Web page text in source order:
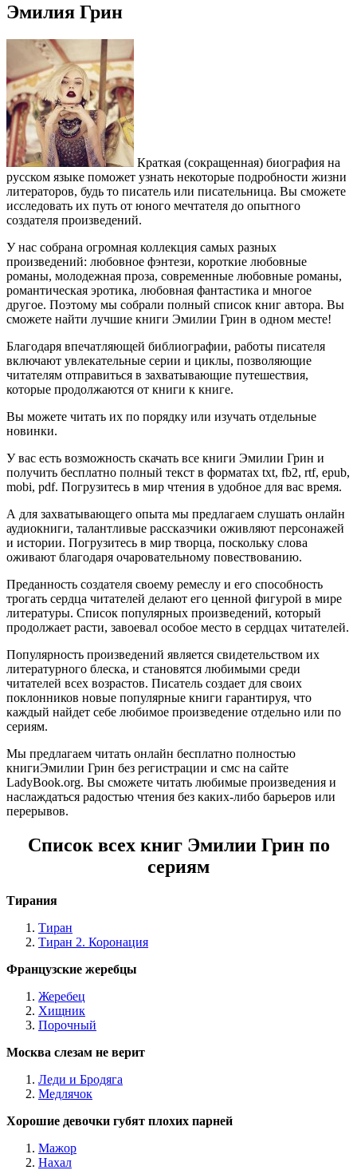
Эмилия Грин
Краткая (сокращенная) биография на
русском языке поможет узнать некоторые подробности жизни
литераторов, будь то писатель или писательница. Вы сможете
исследовать их путь от юного мечтателя до опытного
создателя произведений.
У нас собрана огромная коллекция самых разных
произведений: любовное фэнтези, короткие любовные
романы, молодежная проза, современные любовные романы,
романтическая эротика, любовная фантастика и многое
другое. Поэтому мы собрали полный список книг автора. Вы
сможете найти лучшие книги Эмилии Грин в одном месте!
Благодаря впечатляющей библиографии, работы писателя
включают увлекательные серии и циклы, позволяющие
читателям отправиться в захватывающие путешествия,
которые продолжаются от книги к книге.
Вы можете читать их по порядку или изучать отдельные
новинки.
У вас есть возможность скачать все книги Эмилии Грин и
получить бесплатно полный текст в форматах txt, fb2, rtf, epub,
mobi, pdf. Погрузитесь в мир чтения в удобное для вас время.
А для захватывающего опыта мы предлагаем слушать онлайн
аудиокниги, талантливые рассказчики оживляют персонажей
и истории. Погрузитесь в мир творца, поскольку слова
оживают благодаря очаровательному повествованию.
Преданность создателя своему ремеслу и его способность
трогать сердца читателей делают его ценной фигурой в мире
литературы. Список популярных произведений, который
продолжает расти, завоевал особое место в сердцах читателей.
Популярность произведений является свидетельством их
литературного блеска, и становятся любимыми среди
читателей всех возрастов. Писатель создает для своих
поклонников новые популярные книги гарантируя, что
каждый найдет себе любимое произведение отдельно или по
сериям.
Мы предлагаем читать онлайн бесплатно полностью
книгиЭмилии Грин без регистрации и смс на сайте
LadyBook.org. Вы сможете читать любимые произведения и
наслаждаться радостью чтения без каких-либо барьеров или
перерывов.
Список всех книг Эмилии Грин по
сериям
Тирания
Тиран
Тиран 2. Коронация
Французские жеребцы
Жеребец
Хищник
Порочный
Москва слезам не верит
Леди и Бродяга
Медлячок
Хорошие девочки губят плохих парней
Мажор
Нахал